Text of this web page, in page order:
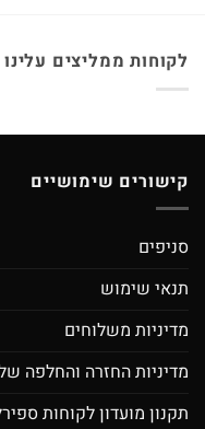
לקוחות ממליצים עלינו
קישורים שימושיים
סניפים
תנאי שימוש
מדיניות משלוחים
מדיניות החזרה והחלפה
תקנון מועדון לקוחות